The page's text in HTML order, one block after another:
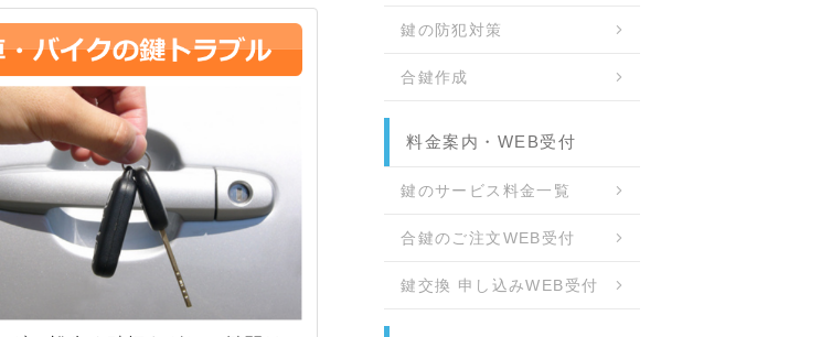
鍵の防犯対策
合鍵作成
料金案内・WEB受付
鍵のサービス料金一覧
合鍵のご注文WEB受付
鍵交換 申し込みWEB受付